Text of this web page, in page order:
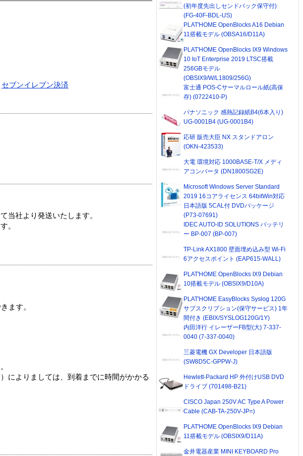
セブンイレブン決済
当社より発送いたします。
。
ます。
によりましては、到着までに時間がかかる
(初年度先出しセンドバック保守付)
(FG-40F-BDL-US)
PLAT'HOME OpenBlocks A16 Debian
11搭載モデル (OBSA16/D11A)
PLAT'HOME OpenBlocks IX9 Windows
10 IoT Enterprise 2019 LTSC搭載
256GBモデル
(OBSIX9/W/L1809/256G)
富士通 POS-Cサーマルロール紙(高保
存) (0722410-P)
パナソニック 感熱記録紙B4(6本入り)
UG-0001B4 (UG-0001B4)
応研 販売大臣 NX スタンドアロン
(OKN-423533)
大電 環境対応 1000BASE-T/X メディ
アコンバータ (DN1800SG2E)
Microsoft Windows Server Standard
2019 16コアライセンス 64bitWin対応
日本語版 5CAL付 DVDパッケージ
(P73-07691)
IDEC AUTO-ID SOLUTIONS バッテリ
ー BP-007 (BP-007)
TP-Link AX1800 壁面埋め込み型 Wi-Fi
6アクセスポイント (EAP615-WALL)
PLAT'HOME OpenBlocks IX9 Debian
10搭載モデル (OBSIX9/D10A)
PLAT'HOME EasyBlocks Syslog 120G
サブスクリプション(保守サービス) 1年
間付き (EBIX/SYSLOG120G/1Y)
内田洋行 イレーザーFB型(大) 7-337-
0040 (7-337-0040)
三菱電機 GX Developer 日本語版
(SW8D5C-GPPW-J)
Hewlett-Packard HP 外付けUSB DVD
ドライブ (701498-B21)
CISCO Japan 250V AC Type A Power
Cable (CAB-TA-250V-JP=)
PLAT'HOME OpenBlocks IX9 Debian
11搭載モデル (OBSIX9/D11A)
金井電器産業 MINI KEYBOARD Pro